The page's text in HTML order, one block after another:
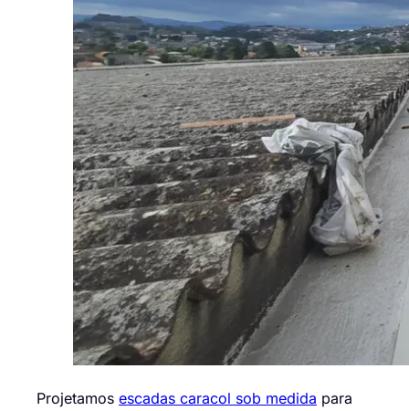
Projetamos escadas caracol sob medida para